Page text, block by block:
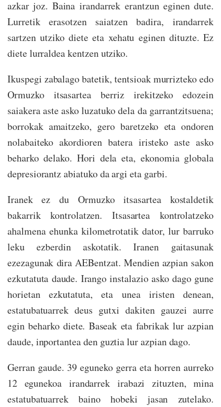
azkar joz. Baina irandarrek erantzun eginen dute.
Lurretik erasotzen saiatzen badira, irandarrek
sartzen utziko diete eta xehatu eginen dituzte. Ez
diete lurraldea kentzen utziko.
Ikuspegi zabalago batetik, tentsioak murrizteko edo
Ormuzko itsasartea berriz irekitzeko edozein
saiakera aste asko luzatuko dela da garrantzitsuena;
borrokak amaitzeko, gero baretzeko eta ondoren
nolabaiteko akordioren batera iristeko aste asko
beharko delako. Hori dela eta, ekonomia globala
depresiorantz abiatuko da argi eta garbi.
Iranek ez du Ormuzko itsasartea kostaldetik
bakarrik kontrolatzen. Itsasartea kontrolatzeko
ahalmena ehunka kilometrotatik dator, lur barruko
leku ezberdin askotatik. Iranen gaitasunak
ezezagunak dira AEBentzat. Mendien azpian sakon
ezkutatuta daude. Irango instalazio asko dago gune
horietan ezkutatuta, eta unea iristen denean,
estatubatuarrek deus gutxi dakiten gauzei aurre
egin beharko diete. Baseak eta fabrikak lur azpian
daude, inportantea den guztia lur azpian dago.
Gerran gaude. 39 eguneko gerra eta horren aurreko
12 egunekoa irandarrek irabazi zituzten, mina
estatubatuarrek baino hobeki jasan zutelako.